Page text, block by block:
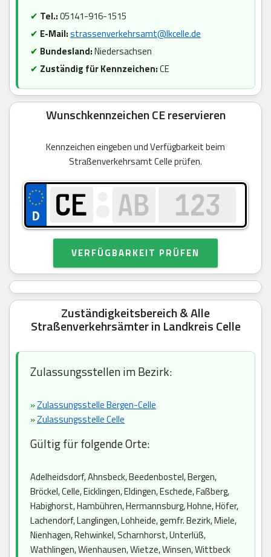
✔ Tel.:05141-916-1515
✔ E-Mail:strassenverkehrsamt@lkcelle.de
✔ Bundesland:Niedersachsen
✔ Zuständig für Kennzeichen:CE
Wunschkennzeichen CE reservieren
Kennzeichen eingeben und Verfügbarkeit beim
Straßenverkehrsamt Celle prüfen.
VERFÜGBARKEIT PRÜFEN
Zuständigkeitsbereich & Alle
Straßenverkehrsämter in Landkreis Celle
Zulassungsstellen im Bezirk:
»Zulassungsstelle Bergen-Celle
»Zulassungsstelle Celle
Gültig für folgende Orte:
Adelheidsdorf, Ahnsbeck, Beedenbostel, Bergen,
Bröckel, Celle, Eicklingen, Eldingen, Eschede, Faßberg,
Habighorst, Hambühren, Hermannsburg, Hohne, Höfer,
Lachendorf, Langlingen, Lohheide, gemfr. Bezirk, Miele,
Nienhagen, Rehwinkel, Scharnhorst, Unterlüß,
Wathlingen, Wienhausen, Wietze, Winsen, Wittbeck